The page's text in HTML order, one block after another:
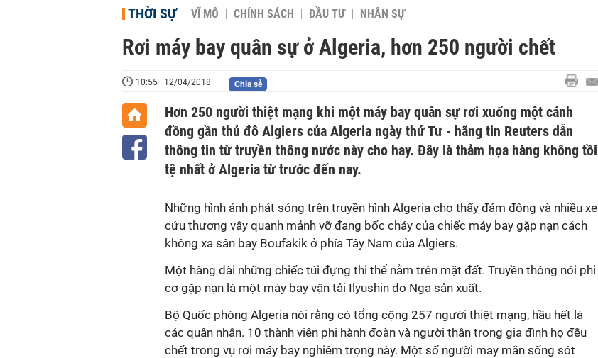
THỜI SỰ VĨ MÔ CHÍNH SÁCH ĐẦU TƯ NHÂN SỰ
Rơi máy bay quân sự ở Algeria, hơn 250 người chết
10:55 | 12/04/2018 Chia sẻ
Hơn 250 người thiệt mạng khi một máy bay quân sự rơi xuống một cánh
đồng gần thủ đô Algiers của Algeria ngày thứ Tư - hãng tin Reuters dẫn
thông tin từ truyền thông nước này cho hay. Đây là thảm họa hàng không tồi
tệ nhất ở Algeria từ trước đến nay.
Những hình ảnh phát sóng trên truyền hình Algeria cho thấy đám đông và nhiều xe
cứu thương vây quanh mảnh vỡ đang bốc cháy của chiếc máy bay gặp nạn cách
không xa sân bay Boufakik ở phía Tây Nam của Algiers.
Một hàng dài những chiếc túi đựng thi thể nằm trên mặt đất. Truyền thông nói phi
cơ gặp nạn là một máy bay vận tải Ilyushin do Nga sản xuất.
Bộ Quốc phòng Algeria nói rằng có tổng cộng 257 người thiệt mạng, hầu hết là
các quân nhân. 10 thành viên phi hành đoàn và người thân trong gia đình họ đều
chết trong vụ rơi máy bay nghiêm trọng này. Một số người may mắn sống sót